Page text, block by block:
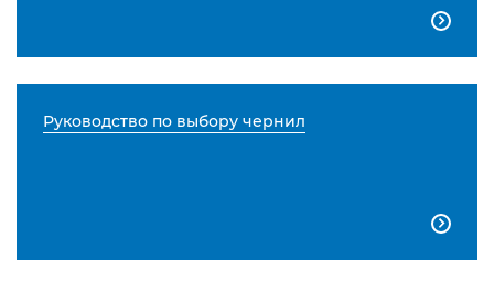

Руководство по выбору чернил
